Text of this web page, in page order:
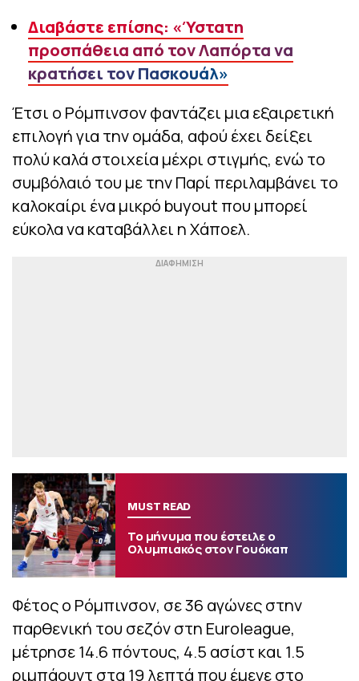
Διαβάστε επίσης: «Ύστατη
προσπάθεια από τον Λαπόρτα να
κρατήσει τον Πασκουάλ»
Έτσι ο Ρόμπινσον φαντάζει μια εξαιρετική
επιλογή για την ομάδα, αφού έχει δείξει
πολύ καλά στοιχεία μέχρι στιγμής, ενώ το
συμβόλαιό του με την Παρί περιλαμβάνει το
καλοκαίρι ένα μικρό buyout που μπορεί
εύκολα να καταβάλλει η Χάποελ.
MUST READ
Το μήνυμα που έστειλε ο
Ολυμπιακός στον Γουόκαπ
Φέτος ο Ρόμπινσον, σε 36 αγώνες στην
παρθενική του σεζόν στη Euroleague,
μέτρησε 14.6 πόντους, 4.5 ασίστ και 1.5
ριμπάουντ στα 19 λεπτά που έμενε στο